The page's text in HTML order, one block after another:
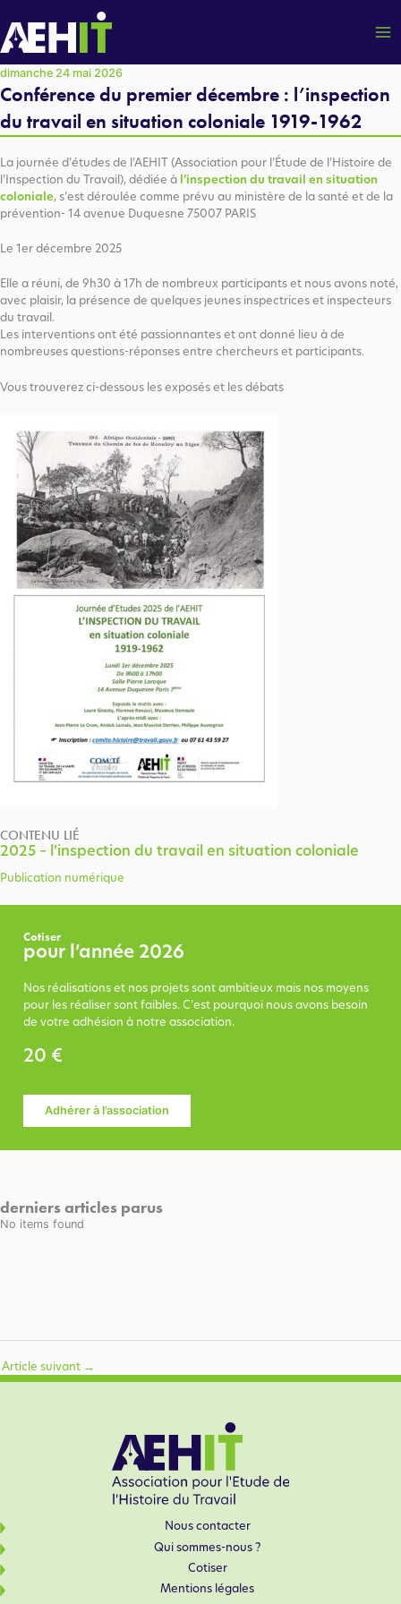
au
contenu
dimanche 24 mai 2026
Conférence du premier décembre : l’inspection
du travail en situation coloniale 1919-1962
La journée d’études de l’AEHIT (Association pour l’Étude de l’Histoire de
l’Inspection du Travail), dédiée à l’inspection du travail en situation
coloniale, s’est déroulée comme prévu au ministère de la santé et de la
prévention- 14 avenue Duquesne 75007 PARIS
Le 1er décembre 2025
Elle a réuni, de 9h30 à 17h de nombreux participants et nous avons noté,
avec plaisir, la présence de quelques jeunes inspectrices et inspecteurs
du travail.
Les interventions ont été passionnantes et ont donné lieu à de
nombreuses questions-réponses entre chercheurs et participants.
Vous trouverez ci-dessous les exposés et les débats
CONTENU LIÉ
2025 – l’inspection du travail en situation coloniale
Publication numérique
Cotiser
pour l’année 2026
Nos réalisations et nos projets sont ambitieux mais nos moyens
pour les réaliser sont faibles. C’est pourquoi nous avons besoin
de votre adhésion à notre association.
20 €
Adhérer à l’association
derniers articles parus
No items found
Article suivant →
Nous contacter
Qui sommes-nous ?
Cotiser
Mentions légales